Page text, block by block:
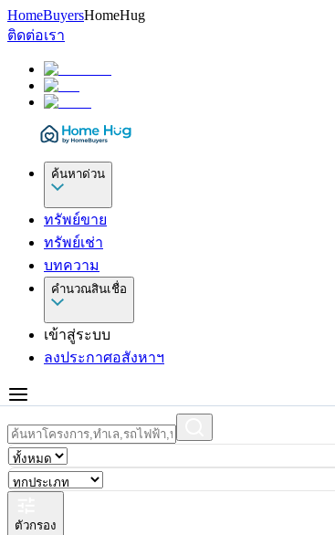
HomeBuyersHomeHug
ติดต่อเรา
ค้นหาด่วน
ทรัพย์ขาย
ทรัพย์เช่า
บทความ
คำนวณสินเชื่อ
เข้าสู่ระบบ
ลงประกาศอสังหาฯ
ตัวกรอง